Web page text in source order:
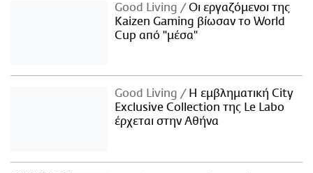
Good Living
Οι εργαζόμενοι της
Kaizen Gaming βίωσαν το World
Cup από "μέσα"
Good Living
Η εμβληματική City
Exclusive Collection της Le Labo
έρχεται στην Αθήνα